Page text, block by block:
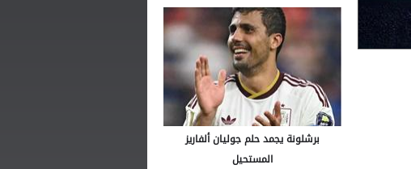
برشلونة يجمد حلم جوليان ألفاريز
المستحيل